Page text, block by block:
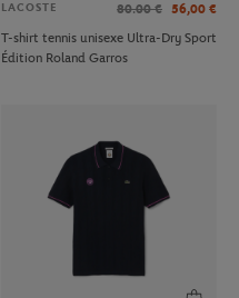
LACOSTE 80.00 € 56,00 €
T-shirt tennis unisexe Ultra-Dry Sport
Édition Roland Garros